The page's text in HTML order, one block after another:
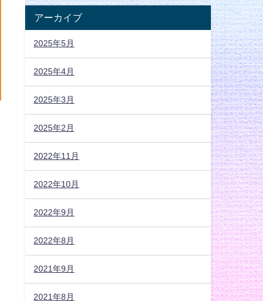
アーカイブ
2025年5月
2025年4月
2025年3月
2025年2月
2022年11月
2022年10月
2022年9月
2022年8月
2021年9月
2021年8月